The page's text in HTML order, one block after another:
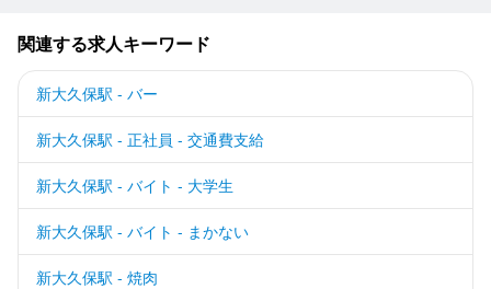
関連する求人キーワード
新大久保駅 - バー
新大久保駅 - 正社員 - 交通費支給
新大久保駅 - バイト - 大学生
新大久保駅 - バイト - まかない
新大久保駅 - 焼肉